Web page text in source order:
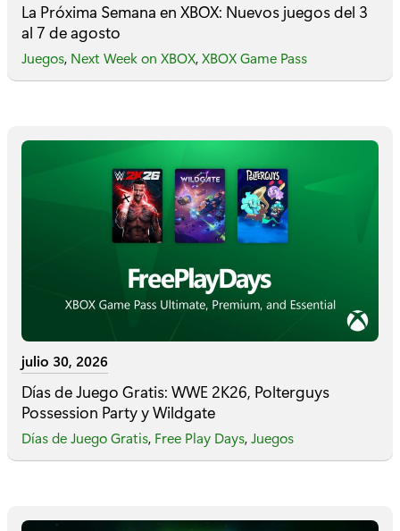
La Próxima Semana en XBOX: Nuevos juegos del 3
al 7 de agosto
Juegos, Next Week on XBOX,XBOX Game Pass
julio 30, 2026
Días de Juego Gratis: WWE 2K26, Polterguys
Possession Party y Wildgate
Días de Juego Gratis, Free Play Days,Juegos